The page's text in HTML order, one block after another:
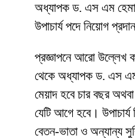
অধ্যাপক ড. এস এম
উপাচার্য পদে নিয়োগ
প্রজ্ঞাপনে আরো উল্লেখ
থেকে অধ্যাপক ড. এস এম
মেয়াদ হবে চার বছর
যেটি আগে হবে। উপাচার্য
বেতন-ভাতা ও অন্যান্য